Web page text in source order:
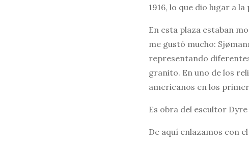
1916, lo que dio lugar a
En esta plaza estaban
me gustó mucho:
representando
granito. En uno de los
americanos en los
Es obra del escultor Dyre
De aquí enlazamos con